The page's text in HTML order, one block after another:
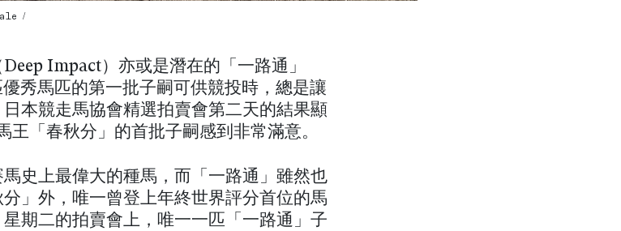
/
Impact）亦或是潛在的「一路通」
優秀馬匹的第一批子嗣可供競投時，總是讓
本競走馬協會精選拍賣會第二天的結果顯
王「春秋分」的首批子嗣感到非常滿意。
馬史上最偉大的種馬，而「一路通」雖然也
」外，唯一曾登上年終世界評分首位的馬
期二的拍賣會上，唯一一匹「一路通」子